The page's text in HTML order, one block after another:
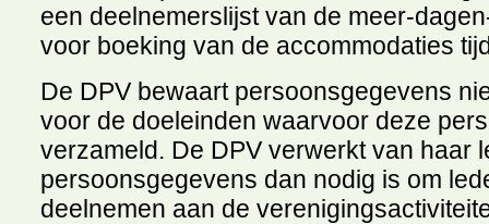
een deelnemerslijst van de meer-
voor boeking van de accommodaties
De DPV bewaart persoonsgegevens
voor de doeleinden waarvoor deze
verzameld. De DPV verwerkt van haar
persoonsgegevens dan nodig is om
deelnemen aan de